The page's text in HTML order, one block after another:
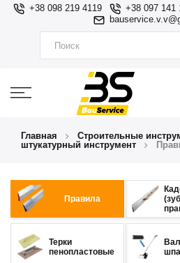
+38 098 219 4119 +38 097 141
Главная Строительные
штукатурный инструмент
Правила
Терки
пенопластовые